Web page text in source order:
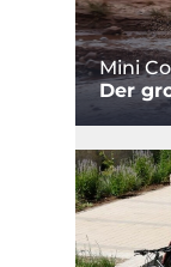
Mini
Der